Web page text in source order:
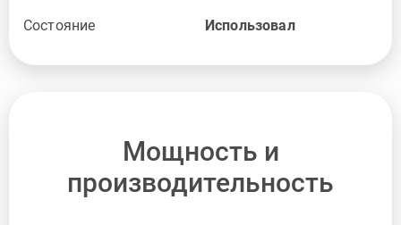
Состояние Использовал
Мощность и
производительность